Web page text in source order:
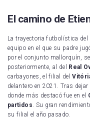
El camino de
La trayectoria futbolística del
equipo en el que su padre
por el conjunto mallorquín,
posteriormente, al del Real
carbayones, el filial del
delantero en 2021. Tras
donde más destacó fue en el
partidos . Su gran
su filial el año pasado.